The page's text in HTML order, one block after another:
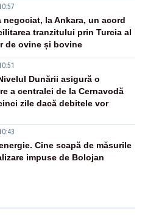
negociat, la Ankara, un acord
tranzitului prin Turcia al
de ovine și bovine
Dunării asigură o
a centralei de la Cernavodă
zile dacă debitele vor
Cine scapă de măsurile
impuse de Bolojan